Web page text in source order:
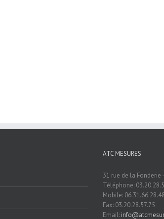
ATC MESURES
31 rue de la Fonderie
Téléphone:
Mobile: 06.31.66.28.48
Fax: 03.20.28.57.75
Email: